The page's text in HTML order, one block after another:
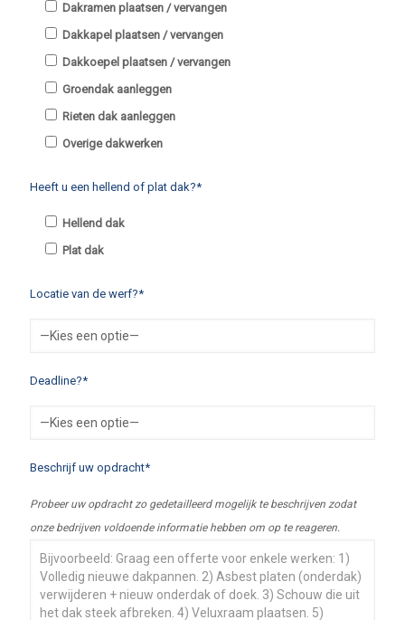
Dakramen plaatsen / vervangen
Dakkapel plaatsen / vervangen
Dakkoepel plaatsen / vervangen
Groendak aanleggen
Rieten dak aanleggen
Overige dakwerken
Heeft u een hellend of plat dak?*
Hellend dak
Plat dak
Locatie van de werf?*
Deadline?*
Beschrijf uw opdracht*
Probeer uw opdracht zo gedetailleerd mogelijk te beschrijven zodat
onze bedrijven voldoende informatie hebben om op te reageren.